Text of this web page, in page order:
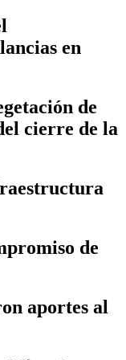
en
de
cierre de la
de
aportes al